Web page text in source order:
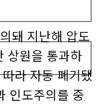
돼 지난해 압도
상원을 통과하
라 자동 폐기됐
인도주의를 중